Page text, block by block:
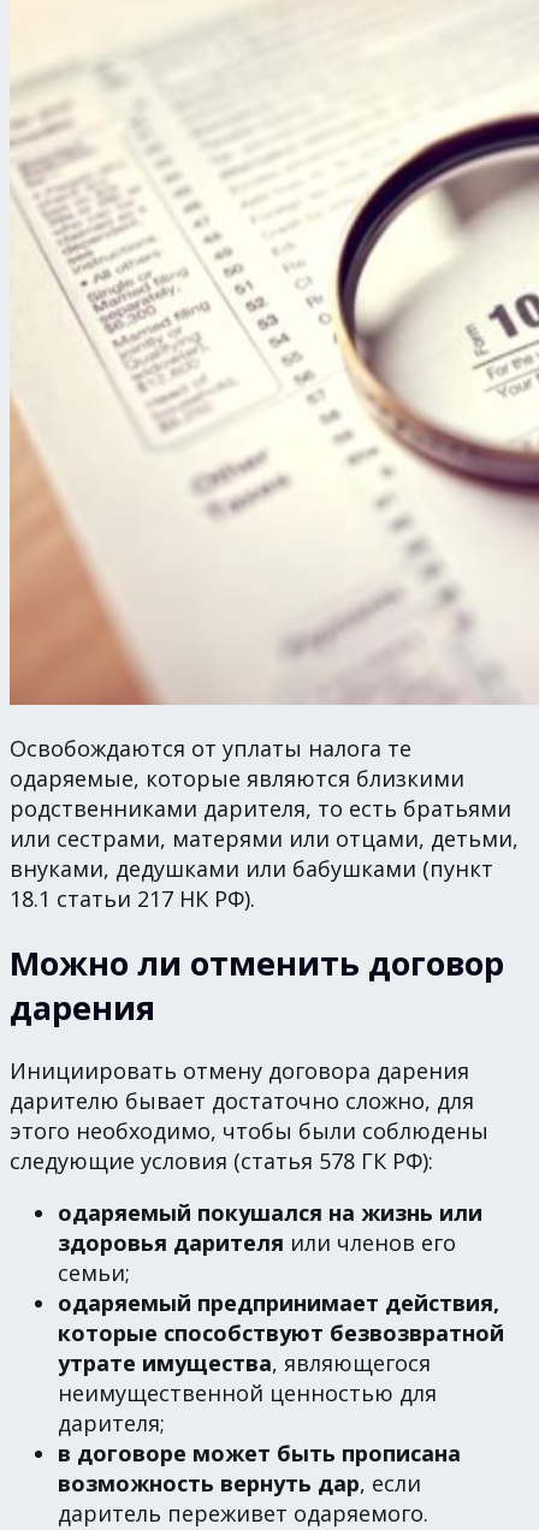
Освобождаются от уплаты налога те
одаряемые, которые являются близкими
родственниками дарителя, то есть братьями
или сестрами, матерями или отцами, детьми,
внуками, дедушками или бабушками (пункт
18.1 статьи 217 НК РФ).
Можно ли отменить договор
дарения
Инициировать отмену договора дарения
дарителю бывает достаточно сложно, для
этого необходимо, чтобы были соблюдены
следующие условия (статья 578 ГК РФ):
одаряемый покушался на жизнь или
здоровья дарителя или членов его
семьи;
одаряемый предпринимает действия,
которые способствуют безвозвратной
утрате имущества, являющегося
неимущественной ценностью для
дарителя;
в договоре может быть прописана
возможность вернуть дар, если
даритель переживет одаряемого.